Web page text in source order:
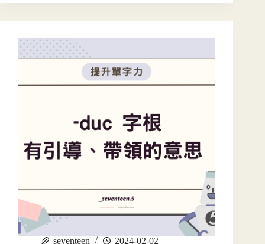
seventeen 2024-02-02